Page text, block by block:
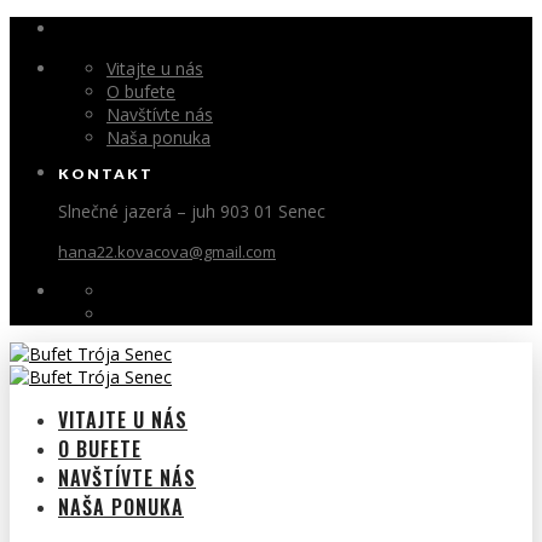
Vitajte u nás
O bufete
Navštívte nás
Naša ponuka
KONTAKT
Slnečné jazerá – juh 903 01 Senec
hana22.kovacova@gmail.com
VITAJTE U NÁS
O BUFETE
NAVŠTÍVTE NÁS
NAŠA PONUKA